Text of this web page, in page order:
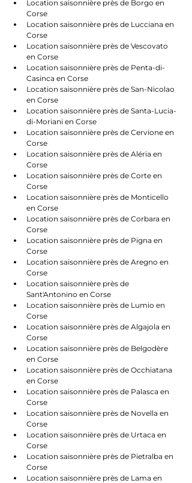
Location saisonnière près de Borgo en
Corse
Location saisonnière près de Lucciana en
Corse
Location saisonnière près de Vescovato
en Corse
Location saisonnière près de Penta-di-
Casinca en Corse
Location saisonnière près de San-Nicolao
en Corse
Location saisonnière près de Santa-Lucia-
di-Moriani en Corse
Location saisonnière près de Cervione en
Corse
Location saisonnière près de Aléria en
Corse
Location saisonnière près de Corte en
Corse
Location saisonnière près de Monticello
en Corse
Location saisonnière près de Corbara en
Corse
Location saisonnière près de Pigna en
Corse
Location saisonnière près de Aregno en
Corse
Location saisonnière près de
Sant'Antonino en Corse
Location saisonnière près de Lumio en
Corse
Location saisonnière près de Algajola en
Corse
Location saisonnière près de Belgodère
en Corse
Location saisonnière près de Occhiatana
en Corse
Location saisonnière près de Palasca en
Corse
Location saisonnière près de Novella en
Corse
Location saisonnière près de Urtaca en
Corse
Location saisonnière près de Pietralba en
Corse
Location saisonnière près de Lama en